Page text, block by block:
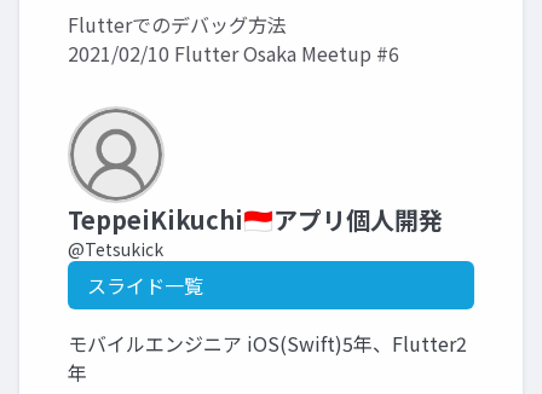
Flutterでのデバッグ方法
2021/02/10 Flutter Osaka Meetup #6
TeppeiKikuchi🇮🇩アプリ個人開発
@Tetsukick
スライド一覧
モバイルエンジニア iOS(Swift)5年、Flutter2
年